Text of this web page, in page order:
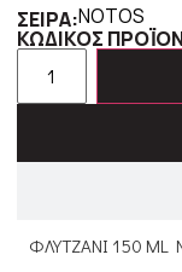
ΣΕΙΡΑ:NOTOS
ΚΩΔΙΚΟΣ
ΦΛΥΤΖΑΝΙ 150 ML